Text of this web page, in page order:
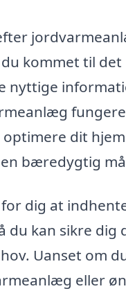
du kommet til
nyttige
dit
bæredygtig
dig at
du kan sikre dig
Uanset om
eller